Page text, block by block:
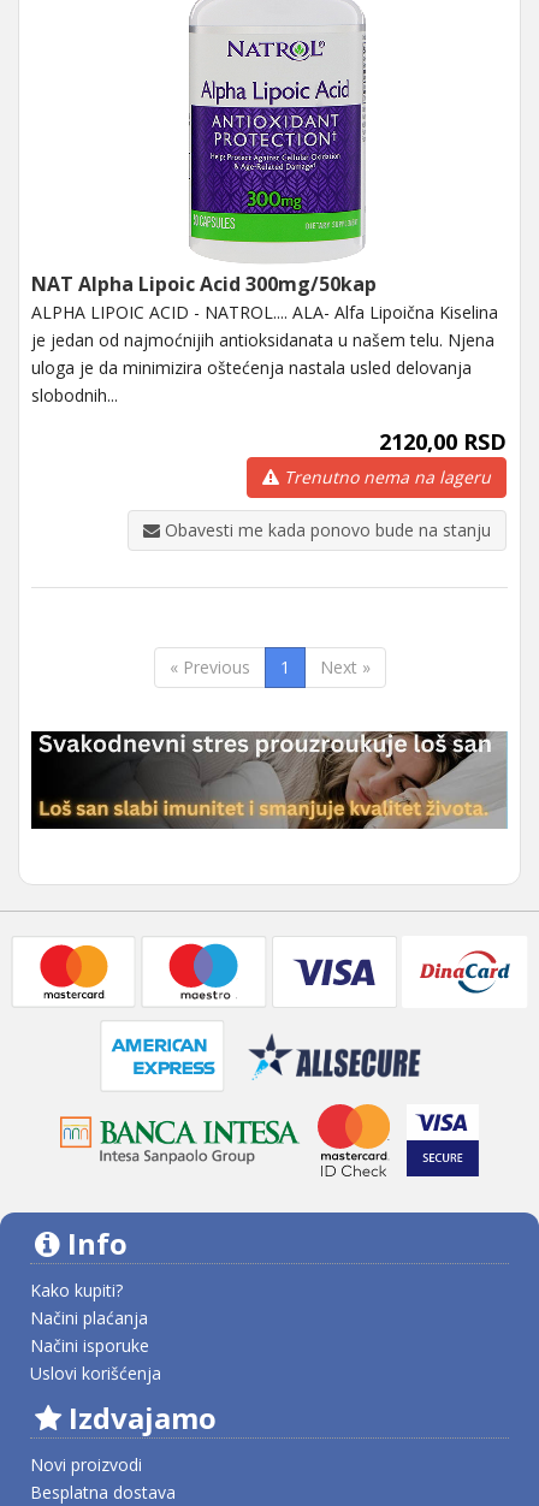
NAT Alpha Lipoic Acid 300mg/50kap
ALPHA LIPOIC ACID - NATROL.... ALA- Alfa Lipoična Kiselina
je jedan od najmoćnijih antioksidanata u našem telu. Njena
uloga je da minimizira oštećenja nastala usled delovanja
slobodnih...
2120,00 RSD
Trenutno nema na lageru
Obavesti me kada ponovo bude na stanju
« Previous 1 Next »
Info
Kako kupiti?
Načini plaćanja
Načini isporuke
Uslovi korišćenja
Izdvajamo
Novi proizvodi
Besplatna dostava